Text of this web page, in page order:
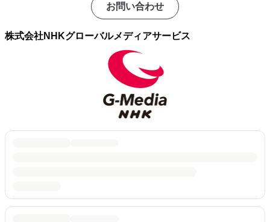
お問い合わせ
株式会社NHKグローバルメディアサービス